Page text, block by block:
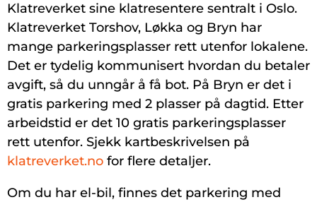
Klatreverket sine klatresentere sentralt i Oslo.
Klatreverket Torshov, Løkka og Bryn har
mange parkeringsplasser rett utenfor lokalene.
Det er tydelig kommunisert hvordan du betaler
avgift, så du unngår å få bot. På Bryn er det i
gratis parkering med 2 plasser på dagtid. Etter
arbeidstid er det 10 gratis parkeringsplasser
rett utenfor. Sjekk kartbeskrivelsen på
klatreverket.no for flere detaljer.
Om du har el-bil, finnes det parkering med